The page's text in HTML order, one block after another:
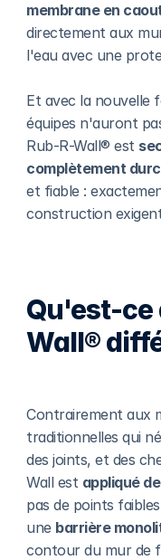
membrane en
directement aux
l'eau avec une
Et avec la nouvelle
équipes n'auront
Rub-R-Wall® est
complètement
et fiable :
construction
Qu'est-ce
Wall®
Contrairement aux
traditionnelles qui
des joints, et des
Wall est appliqué
pas de points
une barrière
contour du mur de